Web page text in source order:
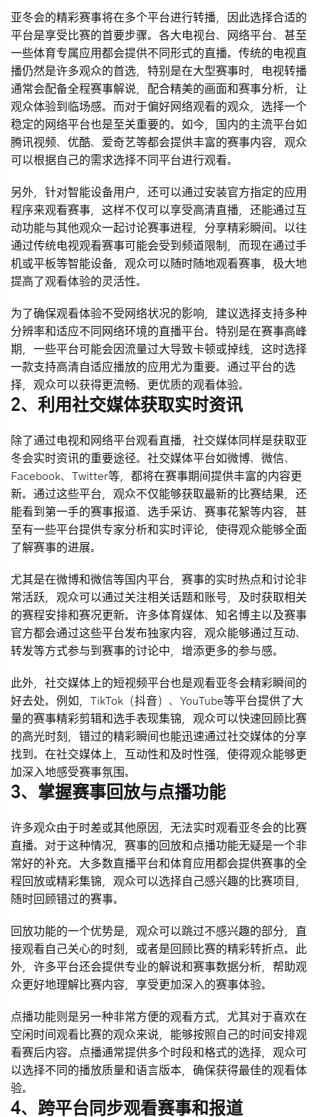
亚冬会的精彩赛事将在多个平台进行转播，因此选择合适的
平台是享受比赛的首要步骤。各大电视台、网络平台、甚至
一些体育专属应用都会提供不同形式的直播。传统的电视直
播仍然是许多观众的首选，特别是在大型赛事时，电视转播
通常会配备全程赛事解说，配合精美的画面和赛事分析，让
观众体验到临场感。而对于偏好网络观看的观众，选择一个
稳定的网络平台也是至关重要的。如今，国内的主流平台如
腾讯视频、优酷、爱奇艺等都会提供丰富的赛事内容，观众
可以根据自己的需求选择不同平台进行观看。
另外，针对智能设备用户，还可以通过安装官方指定的应用
程序来观看赛事，这样不仅可以享受高清直播，还能通过互
动功能与其他观众一起讨论赛事进程，分享精彩瞬间。以往
通过传统电视观看赛事可能会受到频道限制，而现在通过手
机或平板等智能设备，观众可以随时随地观看赛事，极大地
提高了观看体验的灵活性。
为了确保观看体验不受网络状况的影响，建议选择支持多种
分辨率和适应不同网络环境的直播平台。特别是在赛事高峰
期，一些平台可能会因流量过大导致卡顿或掉线，这时选择
一款支持高清自适应播放的应用尤为重要。通过平台的选
择，观众可以获得更流畅、更优质的观看体验。
2、利用社交媒体获取实时资讯
除了通过电视和网络平台观看直播，社交媒体同样是获取亚
冬会实时资讯的重要途径。社交媒体平台如微博、微信、
Facebook、Twitter等，都将在赛事期间提供丰富的内容更
新。通过这些平台，观众不仅能够获取最新的比赛结果，还
能看到第一手的赛事报道、选手采访、赛事花絮等内容，甚
至有一些平台提供专家分析和实时评论，使得观众能够全面
了解赛事的进展。
尤其是在微博和微信等国内平台，赛事的实时热点和讨论非
常活跃，观众可以通过关注相关话题和账号，及时获取相关
的赛程安排和赛况更新。许多体育媒体、知名博主以及赛事
官方都会通过这些平台发布独家内容，观众能够通过互动、
转发等方式参与到赛事的讨论中，增添更多的参与感。
此外，社交媒体上的短视频平台也是观看亚冬会精彩瞬间的
好去处。例如，TikTok（抖音）、YouTube等平台提供了大
量的赛事精彩剪辑和选手表现集锦，观众可以快速回顾比赛
的高光时刻，错过的精彩瞬间也能迅速通过社交媒体的分享
找到。在社交媒体上，互动性和及时性强，使得观众能够更
加深入地感受赛事氛围。
3、掌握赛事回放与点播功能
许多观众由于时差或其他原因，无法实时观看亚冬会的比赛
直播。对于这种情况，赛事的回放和点播功能无疑是一个非
常好的补充。大多数直播平台和体育应用都会提供赛事的全
程回放或精彩集锦，观众可以选择自己感兴趣的比赛项目，
随时回顾错过的赛事。
回放功能的一个优势是，观众可以跳过不感兴趣的部分，直
接观看自己关心的时刻，或者是回顾比赛的精彩转折点。此
外，许多平台还会提供专业的解说和赛事数据分析，帮助观
众更好地理解比赛内容，享受更加深入的赛事体验。
点播功能则是另一种非常方便的观看方式，尤其对于喜欢在
空闲时间观看比赛的观众来说，能够按照自己的时间安排观
看赛后内容。点播通常提供多个时段和格式的选择，观众可
以选择不同的播放质量和语言版本，确保获得最佳的观看体
验。
4、跨平台同步观看赛事和报道